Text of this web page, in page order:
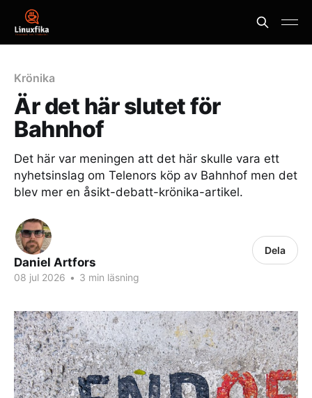
Krönika
Är det här slutet för
Bahnhof
Det här var meningen att det här skulle vara ett
nyhetsinslag om Telenors köp av Bahnhof men det
blev mer en åsikt-debatt-krönika-artikel.
Daniel Artfors
08 jul 2026 • 3 min läsning
Dela